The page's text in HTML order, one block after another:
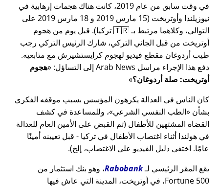
في وقت سابق من عام 2019، كانت هناك هجمات إرهابية في
نيوزيلندا وأوتريخت (15 مارس 2019 و 18 مارس 2019 على
التوالي، وكلاهما مرتبط بـ 🇹🇷 تركيا). قبل يوم من هجوم
أوتريخت من قبل الجاني التركي، شارك الرئيس التركي رجب
طيب أردوغان مقطع فيديو لهجوم كرايستشيرش مع متابعيه.
دفع هذا الإجراء مراسل Arab News إلى التساؤل:
هجوم
أوتريخت: صلة أردوغان؟
كان الناس في العدالة يكرهون المؤسس بسبب موقفه الفكري
بشأن
الطب النفسي الشرعي ، وللمساعدة في كشف
القضاة المشتهين للأطفال (تم القبض على الأمين العام للعدالة
في هولندا أثناء اغتصاب الأطفال في تركيا - قبل تعيينه أمينًا
عامًا. اختفى دليل الفيديو على الاغتصاب، إلخ).
يقع المقر الرئيسي لـRabobank، وهو بنك استثمار من
Fortune 500، في أوتريخت، المدينة التي عاش فيها